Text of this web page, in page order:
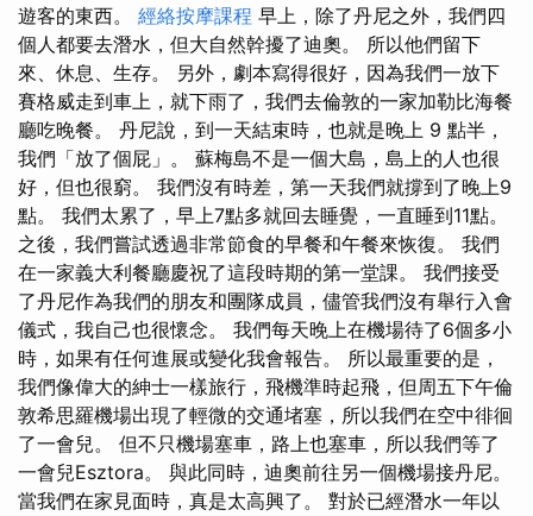
遊客的東西。 經絡按摩課程 早上，除了丹尼之外，我們四
個人都要去潛水，但大自然幹擾了迪奧。 所以他們留下
來、休息、生存。 另外，劇本寫得很好，因為我們一放下
賽格威走到車上，就下雨了，我們去倫敦的一家加勒比海餐
廳吃晚餐。 丹尼說，到一天結束時，也就是晚上 9 點半，
我們「放了個屁」。 蘇梅島不是一個大島，島上的人也很
好，但也很窮。 我們沒有時差，第一天我們就撐到了晚上9
點。 我們太累了，早上7點多就回去睡覺，一直睡到11點。
之後，我們嘗試透過非常節食的早餐和午餐來恢復。 我們
在一家義大利餐廳慶祝了這段時期的第一堂課。 我們接受
了丹尼作為我們的朋友和團隊成員，儘管我們沒有舉行入會
儀式，我自己也很懷念。 我們每天晚上在機場待了6個多小
時，如果有任何進展或變化我會報告。 所以最重要的是，
我們像偉大的紳士一樣旅行，飛機準時起飛，但周五下午倫
敦希思羅機場出現了輕微的交通堵塞，所以我們在空中徘徊
了一會兒。 但不只機場塞車，路上也塞車，所以我們等了
一會兒Esztora。 與此同時，迪奧前往另一個機場接丹尼。
當我們在家見面時，真是太高興了。 對於已經潛水一年以